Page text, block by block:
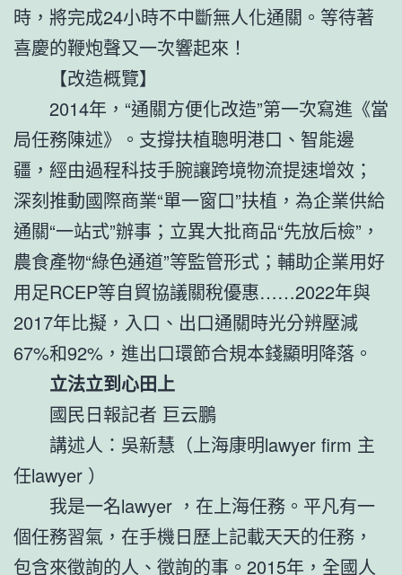
時，將完成24小時不中斷無人化通關。等待著
喜慶的鞭炮聲又一次響起來！
【改造概覽】
2014年，“通關方便化改造”第一次寫進《當
局任務陳述》。支撐扶植聰明港口、智能邊
疆，經由過程科技手腕讓跨境物流提速增效；
深刻推動國際商業“單一窗口”扶植，為企業供給
通關“一站式”辦事；立異大批商品“先放后檢”，
農食產物“綠色通道”等監管形式；輔助企業用好
用足RCEP等自貿協議關稅優惠……2022年與
2017年比擬，入口、出口通關時光分辨壓減
67%和92%，進出口環節合規本錢顯明降落。
立法立到心田上
國民日報記者 巨云鵬
講述人：吳新慧（上海康明lawyer firm 主
任lawyer ）
我是一名lawyer ，在上海任務。平凡有一
個任務習氣，在手機日歷上記載天天的任務，
包含來徵詢的人、徵詢的事。2015年，全國人